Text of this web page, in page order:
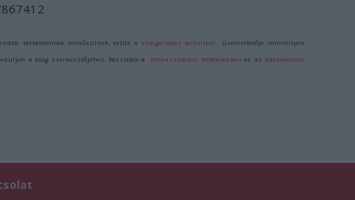
tartalomnak minősülnek, értük a szolgáltatás technikai üzemeltetője semmilyen
a blog szerkesztőjéhez. Részletek a Felhasználási feltételekben és azadatvédelmi